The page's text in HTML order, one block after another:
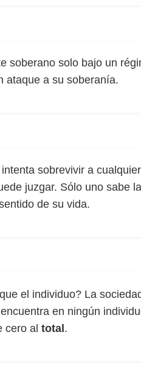
soberano solo bajo un
ataque a su soberanía.
sobrevivir a
juzgar. Sólo uno sabe
de su vida.
el individuo? La
en ningún
cero al total .